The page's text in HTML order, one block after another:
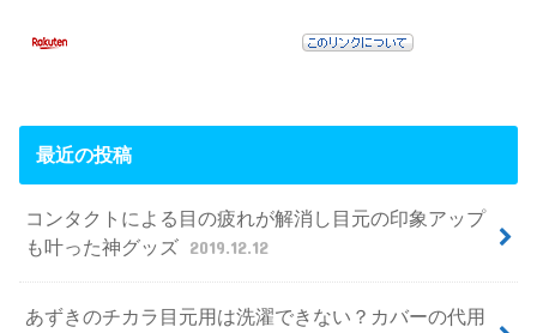
最近の投稿
コンタクトによる目の疲れが解消し目元の印象アップ
も叶った神グッズ 2019.12.12
あずきのチカラ目元用は洗濯できない？カバーの代用